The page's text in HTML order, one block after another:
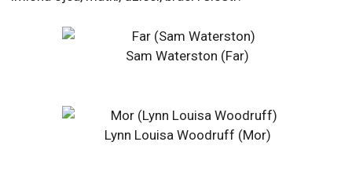
Sam Waterston (Far)
Lynn Louisa Woodruff (Mor)